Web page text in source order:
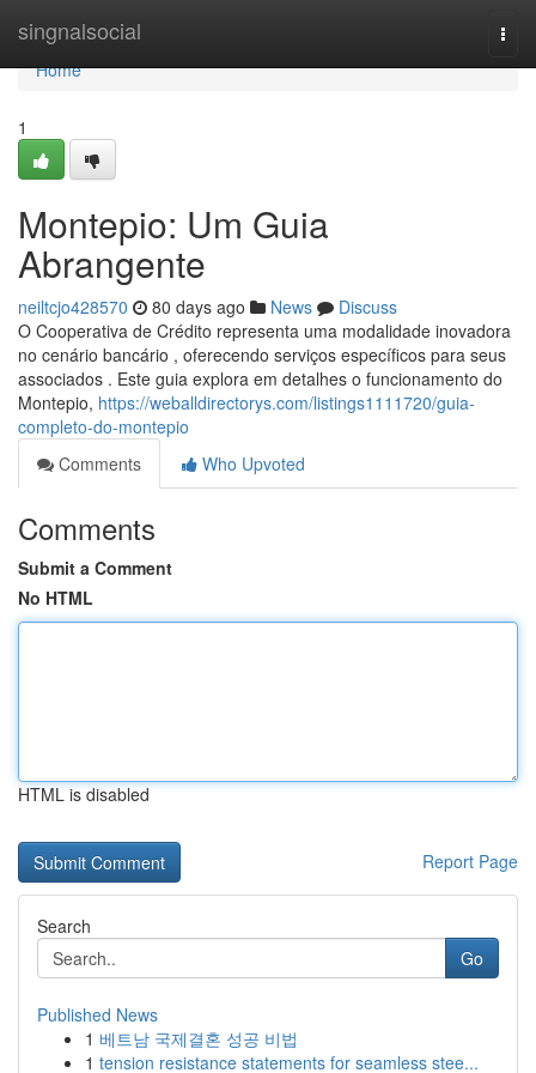
singnalsocial
Home
Home
1
Montepio: Um Guia
Abrangente
neiltcjo428570 80 days ago News
Discuss
O Cooperativa de Crédito representa uma modalidade inovadora
no cenário bancário , oferecendo serviços específicos para seus
associados . Este guia explora em detalhes o funcionamento do
Montepio, https://weballdirectorys.com/listings1111720/guia-
completo-do-montepio
Comments
Who Upvoted
Comments
Submit a Comment
No HTML
HTML is disabled
Report Page
Search
Go
Published News
1 베트남 국제결혼 성공 비법
1 tension resistance statements for seamless stee...